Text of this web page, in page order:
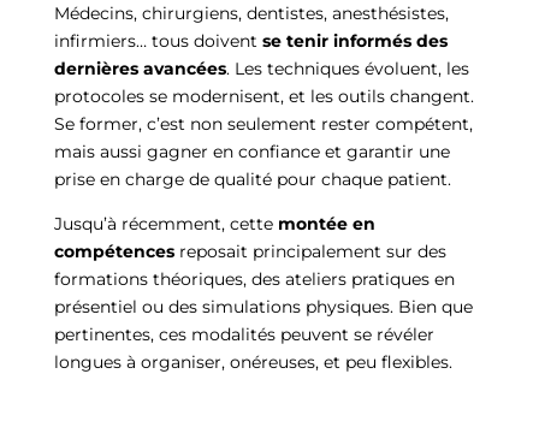
Médecins, chirurgiens, dentistes, anesthésistes,
infirmiers… tous doivent se tenir informés des
dernières avancées. Les techniques évoluent, les
protocoles se modernisent, et les outils changent.
Se former, c’est non seulement rester compétent,
mais aussi gagner en confiance et garantir une
prise en charge de qualité pour chaque patient.
Jusqu’à récemment, cette montée en
compétencesreposait principalement sur des
formations théoriques, des ateliers pratiques en
présentiel ou des simulations physiques. Bien que
pertinentes, ces modalités peuvent se révéler
longues à organiser, onéreuses, et peu flexibles.